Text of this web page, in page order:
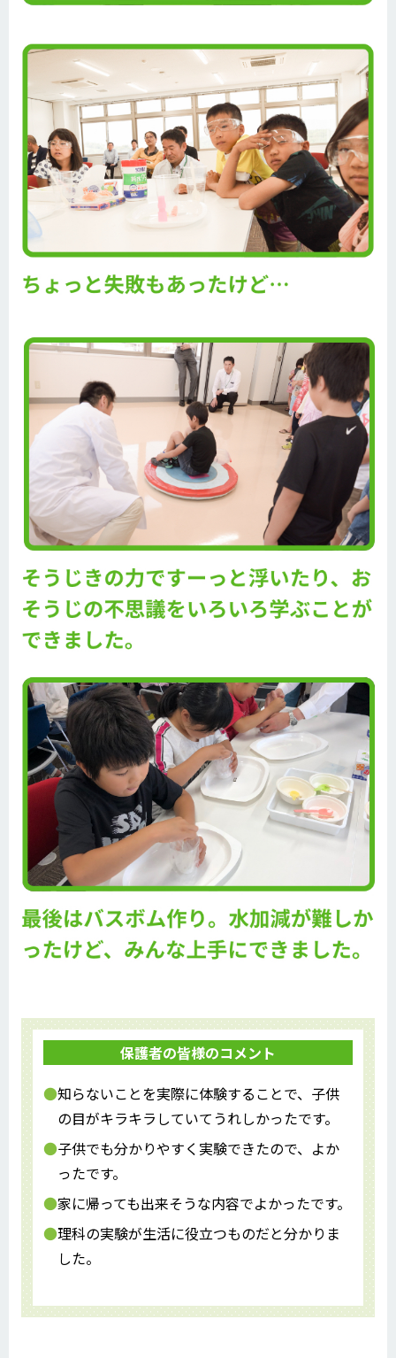
保護者の皆様のコメント
知らないことを実際に体験することで、子供
の目がキラキラしていてうれしかったです。
子供でも分かりやすく実験できたので、よか
ったです。
家に帰っても出来そうな内容でよかったです。
理科の実験が生活に役立つものだと分かりま
した。